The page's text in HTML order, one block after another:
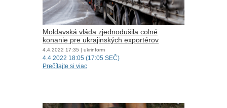
Moldavská vláda zjednodušila colné
konanie pre ukrajinských exportérov
4.4.2022 17:35 | ukrinform
4.4.2022 18:05 (17:05 SEČ)
Prečítajte si viac